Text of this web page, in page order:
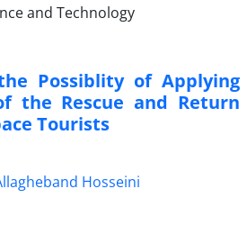
Possiblity of Applying
the Rescue and Return
Tourists
Hosseini